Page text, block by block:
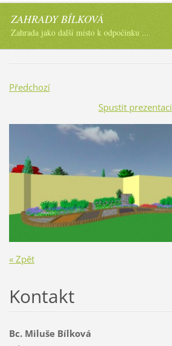
ZAHRADY BÍLKOVÁ
Zahrada jako další místo k odpočinku ...
Předchozí
Spustit prezentaci
« Zpět
Kontakt
Bc. Miluše Bílková